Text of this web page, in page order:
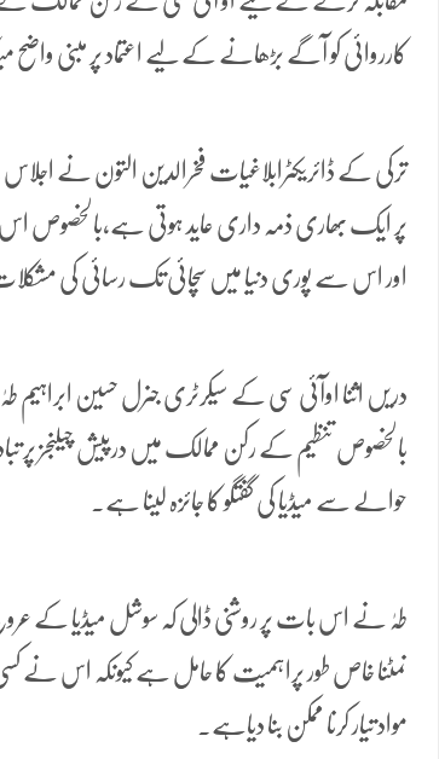
کارروائی کو آگے بڑھانے کے لیے اعتماد پر مبنی واضح
ترکی کے ڈائریکٹرابلاغیات فخرالدین التون نے
پر ایک بھاری ذمہ داری عاید ہوتی ہے،بالخصوص اس
اور اس سے پوری دنیا میں سچائی تک رسائی کی
دریں اثنا اوآئی سی کے سیکرٹری جنرل حسین ابراہیم
بالخصوص تنظیم کے رکن ممالک میں درپیش چیلنجز پر
حوالے سے میڈیا کی گفتگو کا جائزہ لینا ہے۔
طہٰ نے اس بات پر روشنی ڈالی کہ سوشل میڈیا کے
نمٹنا خاص طور پراہمیت کا حامل ہے کیونکہ اس نے کسی
مواد تیار کرنا ممکن بنا دیاہے۔